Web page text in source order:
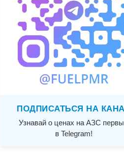
ПОДПИСАТЬСЯ НА
Узнавай о ценах на АЗС
в Telegram!